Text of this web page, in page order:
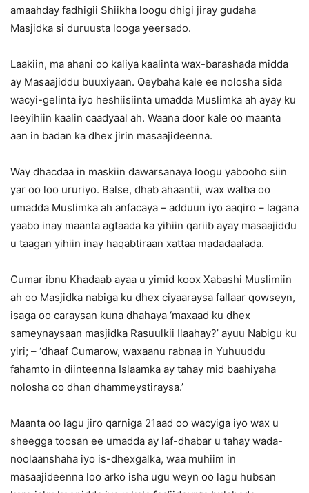
amaahday fadhigii Shiikha loogu dhigi jiray gudaha
Masjidka si duruusta looga yeersado.
Laakiin, ma ahani oo kaliya kaalinta wax-barashada midda
ay Masaajiddu buuxiyaan. Qeybaha kale ee nolosha sida
wacyi-gelinta iyo heshiisiinta umadda Muslimka ah ayay ku
leeyihiin kaalin caadyaal ah. Waana door kale oo maanta
aan in badan ka dhex jirin masaajideenna.
Way dhacdaa in maskiin dawarsanaya loogu yabooho siin
yar oo loo ururiyo. Balse, dhab ahaantii, wax walba oo
umadda Muslimka ah anfacaya – adduun iyo aaqiro – lagana
yaabo inay maanta agtaada ka yihiin qariib ayay masaajiddu
u taagan yihiin inay haqabtiraan xattaa madadaalada.
Cumar ibnu Khadaab ayaa u yimid koox Xabashi Muslimiin
ah oo Masjidka nabiga ku dhex ciyaaraysa fallaar qowseyn,
isaga oo caraysan kuna dhahaya ‘maxaad ku dhex
sameynaysaan masjidka Rasuulkii Ilaahay?’ ayuu Nabigu ku
yiri; – ‘dhaaf Cumarow, waxaanu rabnaa in Yuhuuddu
fahamto in diinteenna Islaamka ay tahay mid baahiyaha
nolosha oo dhan dhammeystiraysa.’
Maanta oo lagu jiro qarniga 21aad oo wacyiga iyo wax u
sheegga toosan ee umadda ay laf-dhabar u tahay wada-
noolaanshaha iyo is-dhexgalka, waa muhiim in
masaajideenna loo arko isha ugu weyn oo lagu hubsan